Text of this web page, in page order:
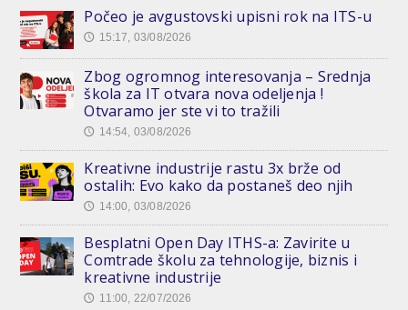
Počeo je avgustovski upisni rok na ITS-u
🕔 15:17, 03/08/2026
Zbog ogromnog interesovanja – Srednja
škola za IT otvara nova odeljenja !
Otvaramo jer ste vi to tražili
🕔 14:54, 03/08/2026
Kreativne industrije rastu 3x brže od
ostalih: Evo kako da postaneš deo njih
🕔 14:00, 03/08/2026
Besplatni Open Day ITHS-a: Zavirite u
Comtrade školu za tehnologije, biznis i
kreativne industrije
🕔 11:00, 22/07/2026